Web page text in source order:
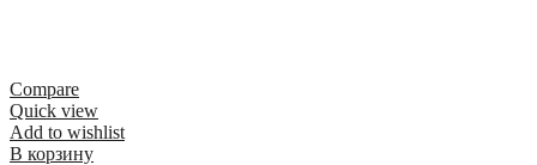
Compare
Quick view
Add to wishlist
В корзину